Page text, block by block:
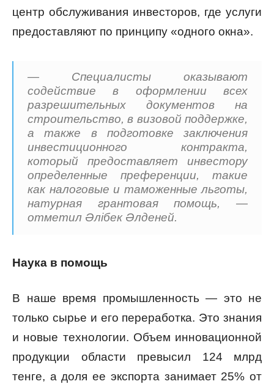
центр обслуживания инвесторов, где услуги
предоставляют по принципу «одного окна».
— Специалисты оказывают
содействие в оформлении всех
разрешительных документов на
строительство, в визовой поддержке,
а также в подготовке заключения
инвестиционного контракта,
который предоставляет инвестору
определенные преференции, такие
как налоговые и таможенные льготы,
натурная грантовая помощь, —
отметил Әлібек Әлденей.
Наука в помощь
В наше время промышленность — это не
только сырье и его переработка. Это знания
и новые технологии. Объем инновационной
продукции области превысил 124 млрд
тенге, а доля ее экспорта занимает 25% от